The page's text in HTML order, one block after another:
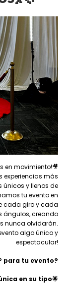
en movimiento!🎥
experiencias más
y llenos de
tu evento en
cada giro y cada
ángulos, creando
nunca olvidarán.
algo único y
espectacular!
para tu evento?
en su tipo🌟